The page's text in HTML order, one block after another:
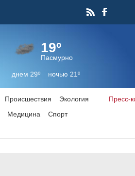
19º
Пасмурно
днем 29º ночью 21º
Происшествия
Экология
Медицина
Спорт
Пресс-